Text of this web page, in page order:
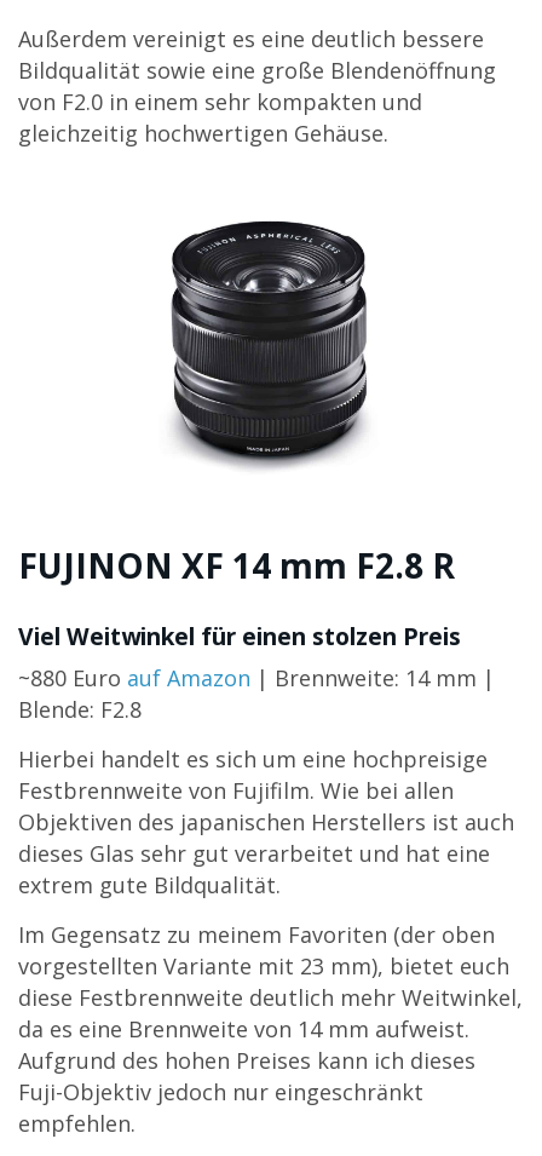
Außerdem vereinigt es eine deutlich bessere
Bildqualität sowie eine große Blendenöffnung
von F2.0 in einem sehr kompakten und
gleichzeitig hochwertigen Gehäuse.
FUJINON XF 14 mm F2.8 R
Viel Weitwinkel für einen stolzen Preis
~880 Euro auf Amazon | Brennweite: 14 mm |
Blende: F2.8
Hierbei handelt es sich um eine hochpreisige
Festbrennweite von Fujifilm. Wie bei allen
Objektiven des japanischen Herstellers ist auch
dieses Glas sehr gut verarbeitet und hat eine
extrem gute Bildqualität.
Im Gegensatz zu meinem Favoriten (der oben
vorgestellten Variante mit 23 mm), bietet euch
diese Festbrennweite deutlich mehr Weitwinkel,
da es eine Brennweite von 14 mm aufweist.
Aufgrund des hohen Preises kann ich dieses
Fuji-Objektiv jedoch nur eingeschränkt
empfehlen.